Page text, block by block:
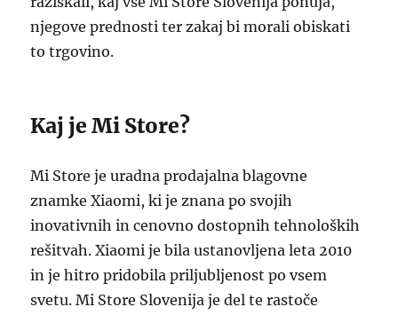
njegove prednosti ter zakaj bi morali obiskati
to trgovino.
Kaj je Mi Store?
Mi Store je uradna prodajalna blagovne
znamke Xiaomi, ki je znana po svojih
inovativnih in cenovno dostopnih tehnoloških
rešitvah. Xiaomi je bila ustanovljena leta 2010
in je hitro pridobila priljubljenost po vsem
svetu. Mi Store Slovenija je del te rastoče